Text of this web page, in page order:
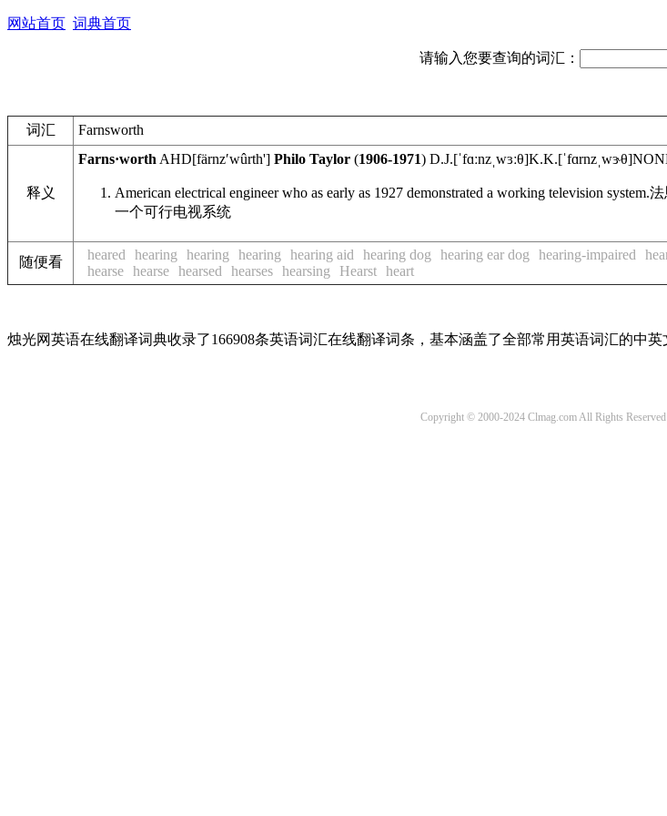
网站首页 词典首页
请输入您要查询的词汇：
词汇 Farnsworth
释义
Farns·worth AHD[färnzʹwûrth'] Philo Taylor (1906-1971) D.J.[ˈfɑːnzˌwɜːθ]K.K.[ˈfɑrnzˌwɝθ]
American electrical engineer who as early as 1927 demonstrated a working television system.法
一个可行电视系统
随便看 heared hearing hearing hearing hearing aid hearing dog hearing ear dog hearing-impaired
hearse hearse hearsed hearses hearsing Hearst heart
烛光网英语在线翻译词典收录了166908条英语词汇在线翻译词条，基本涵盖了全部常用英语词汇的中
Copyright © 2000-2024 Clmag.com All Rights Reserved